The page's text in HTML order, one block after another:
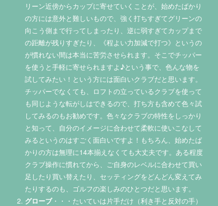
リーン近傍からカップに寄せていくことが、始めたばかり
の方には意外と難しいもので、強く打ちすぎてグリーンの
向こう側まで行ってしまったり、逆に弱すぎてカップまで
の距離が残りすぎたり、《程よい力加減で打つ》というの
が慣れない間は本当に苦労させられます。そこでチッパー
を使うと手軽に寄せられますよ♪という事で、色んな物を
試してみたい！という方には面白いクラブだと思います。
チッパーでなくても、ロフトの立っているクラブを使って
も同じような転がしはできるので、打ち方も含めて色々試
してみるのもお勧めです。色々なクラブの特性をしっかり
と知って、自分のイメージに合わせて柔軟に使いこなして
みるというのはすごく面白いですよ！もちろん、始めたば
かりの方は無理に14本揃えなくても大丈夫です。ある程度
クラブ操作に慣れてから、ご自身のレベルに合わせて買い
足したり買い替えたり、セッティングをどんどん変えてみ
たりするのも、ゴルフの楽しみのひとつだと思います。
グローブ・・・たいていは片手だけ（利き手と反対の手）